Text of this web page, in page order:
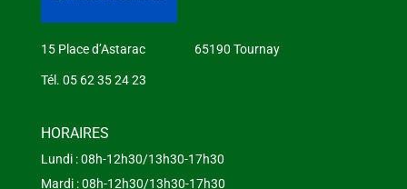
15 Place d’Astarac 65190 Tournay
Tél. 05 62 35 24 23
HORAIRES
Lundi : 08h-12h30/13h30-17h30
Mardi : 08h-12h30/13h30-17h30